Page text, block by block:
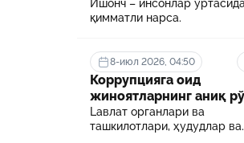
Ишонч – инсонлар
қимматли нарса.
8-июл 2026, 04:50
Коррупцияга оид
жиноятларнинг аниқ
белгиланди
Lавлат органлари ва
ташкилотлари, ҳудудлар ва